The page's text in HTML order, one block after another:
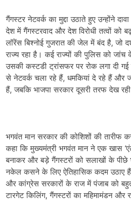
गैंगस्टर नेटवर्क का मुद्दा उठाते हुए उन्होंने
देश में गैंगस्टरवाद और देश विरोधी तत्वों को
लॉरेंस बिश्नोई गुजरात की जेल में बंद है, जो
राज्य रहा है। कई राज्यों की पुलिस को जांच
उसकी कस्टडी ट्रांसफर पर रोक लगा दी
से नेटवर्क चला रहे हैं, धमकियां दे रहे हैं
हैं, जबकि भाजपा सरकार दूसरी तरफ देख
भगवंत मान सरकार की कोशिशों की तारीफ
कहा कि मुख्यमंत्री भगवंत मान ने एक खास
बनाकर और बड़े गैंगस्टरों को सलाखों के
नकेल कसने के लिए ऐतिहासिक कदम उठाए
और कांग्रेस सरकारों के राज में पंजाब को
टारगेट किलिंग, गैंगस्टरों का महिमामंडन और